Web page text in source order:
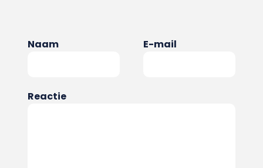
Naam E-mail
Reactie